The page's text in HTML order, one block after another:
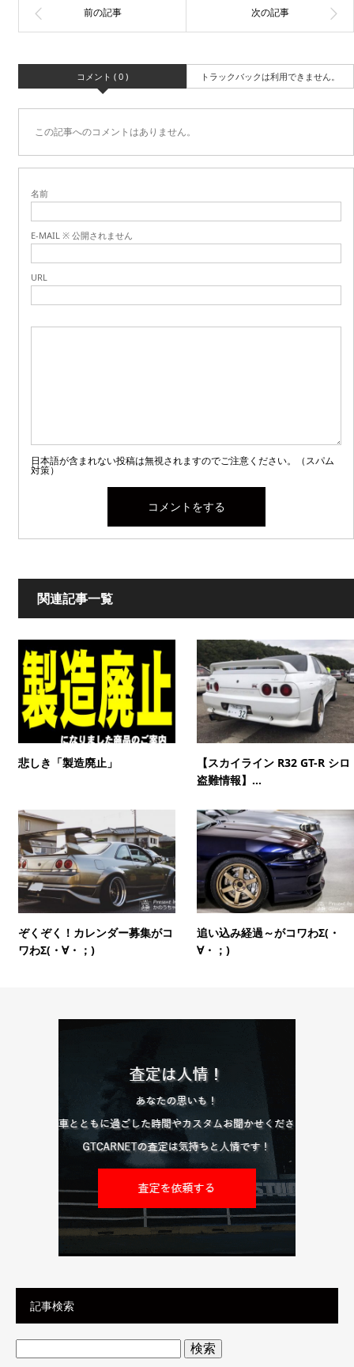
コメント ( 0 ) トラックバックは利用できません。
この記事へのコメントはありません。
名前
E-MAIL ※ 公開されません
URL
日本語が含まれない投稿は無視されますのでご注意ください。（スパム
対策）
関連記事一覧
悲しき「製造廃止」
【スカイライン R32 GT-R シロ
盗難情報】...
ぞくぞく！カレンダー募集がコ
ワわΣ(・∀・；)
追い込み経過～がコワわΣ(・
∀・；)
記事検索
検
索: